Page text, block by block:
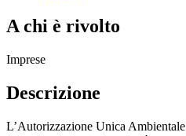
A chi è rivolto
Imprese
Descrizione
L’Autorizzazione Unica